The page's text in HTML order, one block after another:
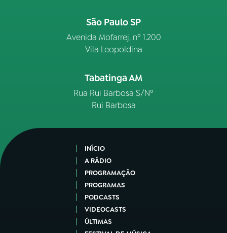
São Paulo SP
Avenida Mofarrej, nº 1.200
Vila Leopoldina
Tabatinga AM
Rua Rui Barbosa S/Nº
Rui Barbosa
INÍCIO
A RÁDIO
PROGRAMAÇÃO
PROGRAMAS
PODCASTS
VIDEOCASTS
ÚLTIMAS